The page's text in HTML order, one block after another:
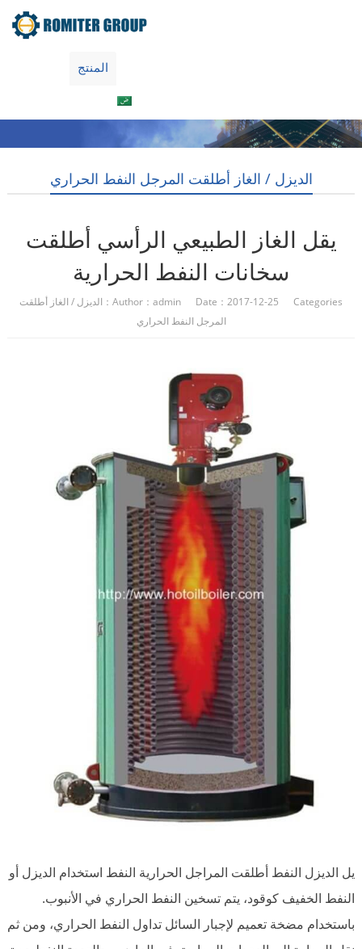
المنتج
الديزل / الغاز أطلقت المرجل النفط الحراري
يقل الغاز الطبيعي الرأسي أطلقت
سخانات النفط الحرارية
Author：admin Date：2017-12-25 Categories：
الديزل / الغاز أطلقت
المرجل النفط الحراري
يل الديزل النفط أطلقت المراجل الحرارية النفط استخدام الديزل أو
النفط الخفيف كوقود، يتم تسخين النفط الحراري في الأنبوب.
باستخدام مضخة تعميم لإجبار السائل تداول النفط الحراري، ومن ثم